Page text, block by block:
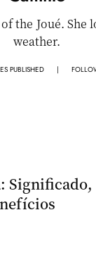
the Joué.
weather.
PUBLISHED |
Significado,